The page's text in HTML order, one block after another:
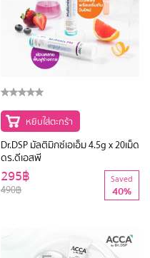
หยิบใส่ตะกร้า
Dr.DSP มัลติมิกซ์เอเอ็ม 4.5g x 20เม็ด
ดร.ดีเอสพี
490฿
295฿ Saved
40%